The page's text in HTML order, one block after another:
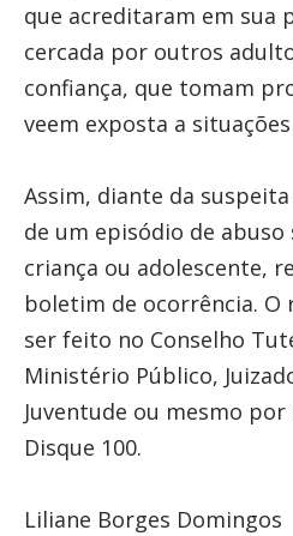
que acreditaram em sua
cercada por outros
confiança, que tomam
veem exposta a
Assim, diante da
de um episódio de abuso
criança ou adolescente,
boletim de ocorrência.
ser feito no Conselho
Ministério Público,
Juventude ou mesmo
Disque 100.
Liliane Borges Domingos